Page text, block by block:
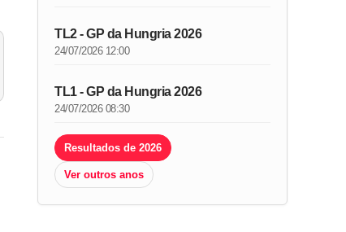
TL2 - GP da Hungria 2026
24/07/2026 12:00
TL1 - GP da Hungria 2026
24/07/2026 08:30
Resultados de 2026
Ver outros anos